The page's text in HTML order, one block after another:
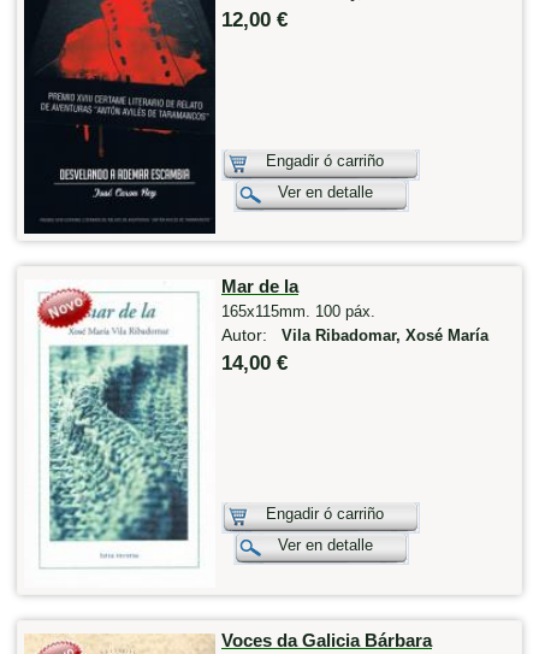
12,00 €
Engadir ó carriño
Ver en detalle
Mar de la
165x115mm. 100 páx.
Autor: Vila Ribadomar, Xosé María
14,00 €
Engadir ó carriño
Ver en detalle
Voces da Galicia Bárbara